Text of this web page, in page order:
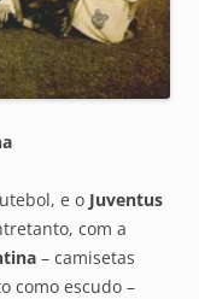
e o Juventus
com a
– camisetas
como escudo –